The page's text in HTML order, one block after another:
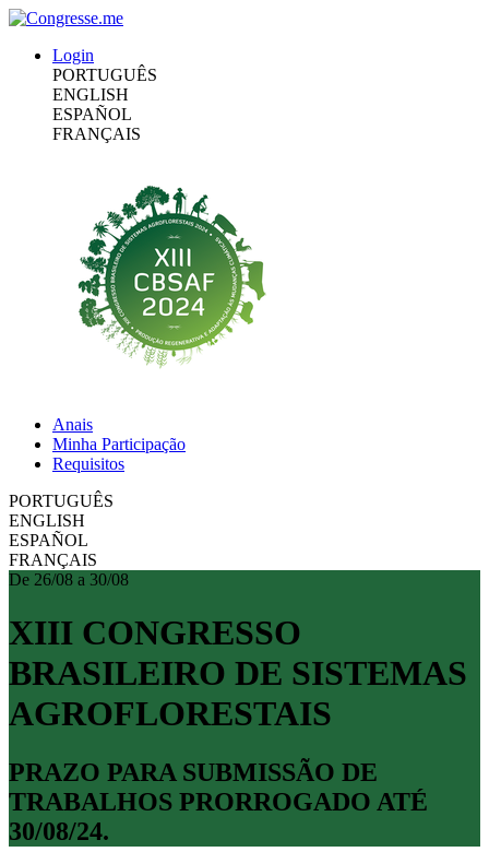
Login
PORTUGUÊS
ENGLISH
ESPAÑOL
FRANÇAIS
Anais
Minha Participação
Requisitos
PORTUGUÊS
ENGLISH
ESPAÑOL
FRANÇAIS
De 26/08 a 30/08
XIII CONGRESSO
BRASILEIRO DE SISTEMAS
AGROFLORESTAIS
PRAZO PARA SUBMISSÃO DE
TRABALHOS PRORROGADO ATÉ
30/08/24.